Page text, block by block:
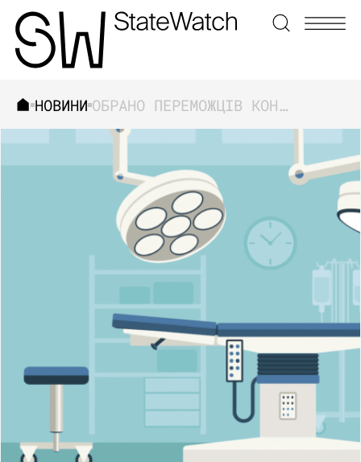
ЗНАЙТИ
НОВИНИ ОБРАНО ПЕРЕМОЖЦІВ КОНКУРСУ ІНФОРМАЦІЙНИХ МАТЕРІАЛІВ ПРО ФІНАНСОВІ ВИТРАТИ НА ВІДБУДОВУ СИСТЕМИ ОХОРОНИ ЗДОРОВ’Я